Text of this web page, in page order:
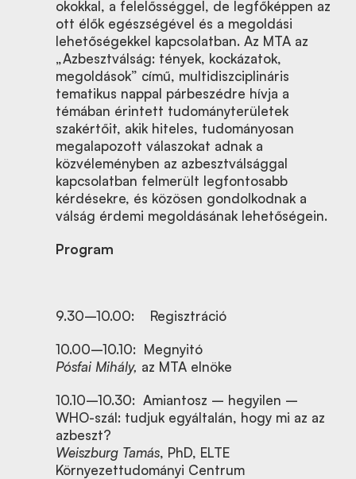
okokkal, a felelősséggel, de legfőképpen az
ott élők egészségével és a megoldási
lehetőségekkel kapcsolatban. Az MTA az
„Azbesztválság: tények, kockázatok,
megoldások” című, multidiszciplináris
tematikus nappal párbeszédre hívja a
témában érintett tudományterületek
szakértőit, akik hiteles, tudományosan
megalapozott válaszokat adnak a
közvéleményben az azbesztválsággal
kapcsolatban felmerült legfontosabb
kérdésekre, és közösen gondolkodnak a
válság érdemi megoldásának lehetőségein.
Program
9.30–10.00: Regisztráció
10.00–10.10: Megnyitó
Pósfai Mihály, az MTA elnöke
10.10–10.30: Amiantosz – hegyilen –
WHO-szál: tudjuk egyáltalán, hogy mi az az
azbeszt?
Weiszburg Tamás, PhD, ELTE
Környezettudományi Centrum